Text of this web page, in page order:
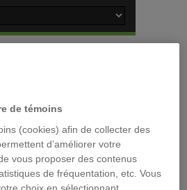
:MySpace
& réseaux sociaux Uncategorized
de témoins
(cookies) afin de collecter des
d’améliorer votre
vous proposer des contenus
de fréquentation, etc. Vous
choix en sélectionnant